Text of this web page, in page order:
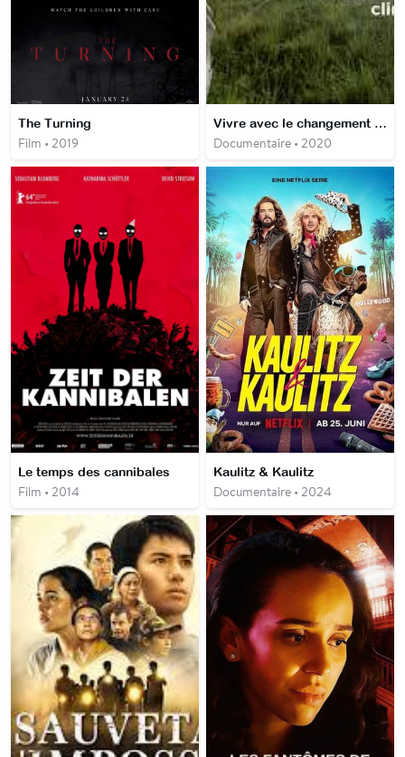
The Turning
Film • 2019
Vivre avec le changement climatique - 24 h avec ceux qui le subissent déjà - La Chaleur
Documentaire • 2020
Le temps des cannibales
Film • 2014
Kaulitz & Kaulitz
Documentaire • 2024